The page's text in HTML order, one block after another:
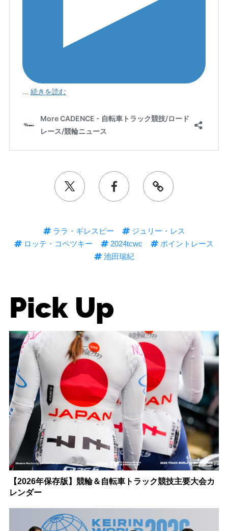
ララ・ギレスピー
ジュリー・レス
ロッテ・コペツキー
2024tcwc
ポイントレース
池田瑞紀
Pick Up
【2026年保存版】競輪＆自転車トラック競技主要大会カ
レンダー